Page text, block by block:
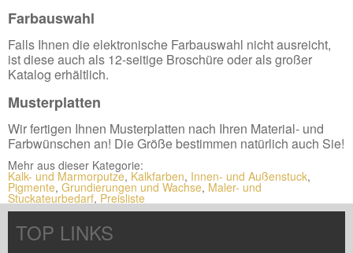
Farbauswahl
Falls Ihnen die elektronische Farbauswahl nicht ausreicht,
ist diese auch als 12-seitige Broschüre oder als großer
Katalog erhältlich.
Musterplatten
Wir fertigen Ihnen Musterplatten nach Ihren Material- und
Farbwünschen an! Die Größe bestimmen natürlich auch Sie!
Mehr aus dieser Kategorie:
Kalk- und Marmorputze, Kalkfarben, Innen- und Außenstuck,
Pigmente, Grundierungen und Wachse, Maler- und
Stuckateurbedarf, Preisliste
TOP LINKS